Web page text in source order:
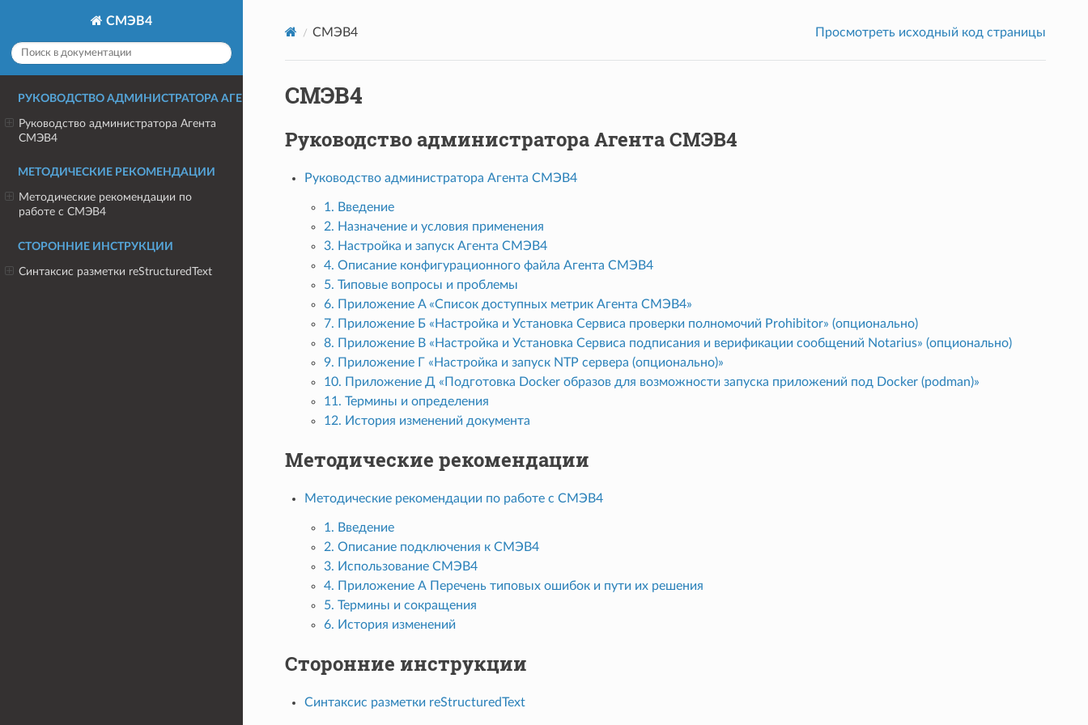
СМЭВ4
РУКОВОДСТВО АДМИНИСТРАТОРА АГЕНТА СМЭВ4
Руководство администратора Агента
СМЭВ4
МЕТОДИЧЕСКИЕ РЕКОМЕНДАЦИИ
Методические рекомендации по
работе с СМЭВ4
СТОРОННИЕ ИНСТРУКЦИИ
Синтаксис разметки reStructuredText
СМЭВ4 Просмотреть исходный код страницы
СМЭВ4
Руководство администратора Агента СМЭВ4
Руководство администратора Агента СМЭВ4
1. Введение
2. Назначение и условия применения
3. Настройка и запуск Агента СМЭВ4
4. Описание конфигурационного файла Агента СМЭВ4
5. Типовые вопросы и проблемы
6. Приложение A «Список доступных метрик Агента СМЭВ4»
7. Приложение Б «Настройка и Установка Сервиса проверки полномочий Prohibitor» (опционально)
8. Приложение В «Настройка и Установка Сервиса подписания и верификации сообщений Notarius» (опционально)
9. Приложение Г «Настройка и запуск NTP сервера (опционально)»
10. Приложение Д «Подготовка Docker образов для возможности запуска приложений под Docker (podman)»
11. Термины и определения
12. История изменений документа
Методические рекомендации
Методические рекомендации по работе с СМЭВ4
1. Введение
2. Описание подключения к СМЭВ4
3. Использование СМЭВ4
4. Приложение А Перечень типовых ошибок и пути их решения
5. Термины и сокращения
6. История изменений
Сторонние инструкции
Синтаксис разметки reStructuredText